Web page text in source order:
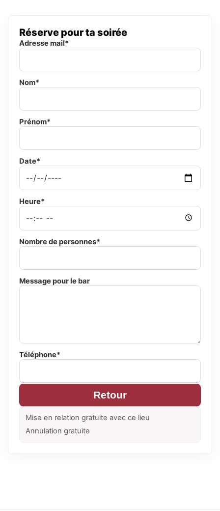
Réserve pour ta soirée
Adresse mail*
Nom*
Prénom*
Date*
Heure*
Nombre de personnes*
Message pour le bar
Téléphone*
Retour
Mise en relation gratuite avec ce lieu
Annulation gratuite